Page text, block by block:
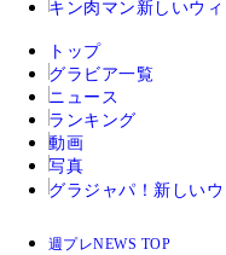
キン肉マン 新しいウ
トップ
グラビア一覧
ニュース
ランキング
動画
写真
グラジャパ！ 新しい
週プレNEWS TOP